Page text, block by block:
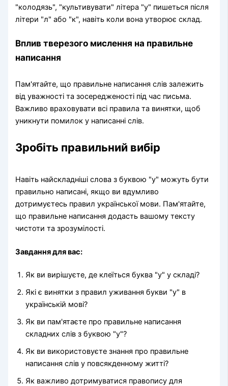
"колодязь", "культивувати" літера "у" пишеться після
літери "л" або "к", навіть коли вона утворює склад.
Вплив тверезого мислення на правильне
написання
Пам'ятайте, що правильне написання слів залежить
від уважності та зосередженості під час письма.
Важливо враховувати всі правила та винятки, щоб
уникнути помилок у написанні слів.
Зробіть правильний вибір
Навіть найскладніші слова з буквою "у" можуть бути
правильно написані, якщо ви вдумливо
дотримуєтесь правил української мови. Пам'ятайте,
що правильне написання додасть вашому тексту
чистоти та зрозумілості.
Завдання для вас:
Як ви вирішуєте, де клеїться буква "у" у складі?
Які є винятки з правил уживання букви "у" в
українській мові?
Як ви пам'ятаєте про правильне написання
складних слів з буквою "у"?
Як ви використовуєте знання про правильне
написання слів у повсякденному житті?
Як важливо дотримуватися правопису для